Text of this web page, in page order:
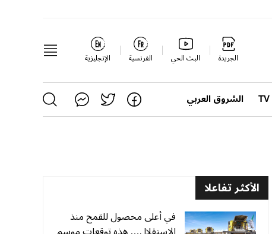
الجريدة البث الحي الفرنسية الإنجليزية
الشروق العربي
الأكثر تفاعلا
في أعلى محصول للقمح منذ